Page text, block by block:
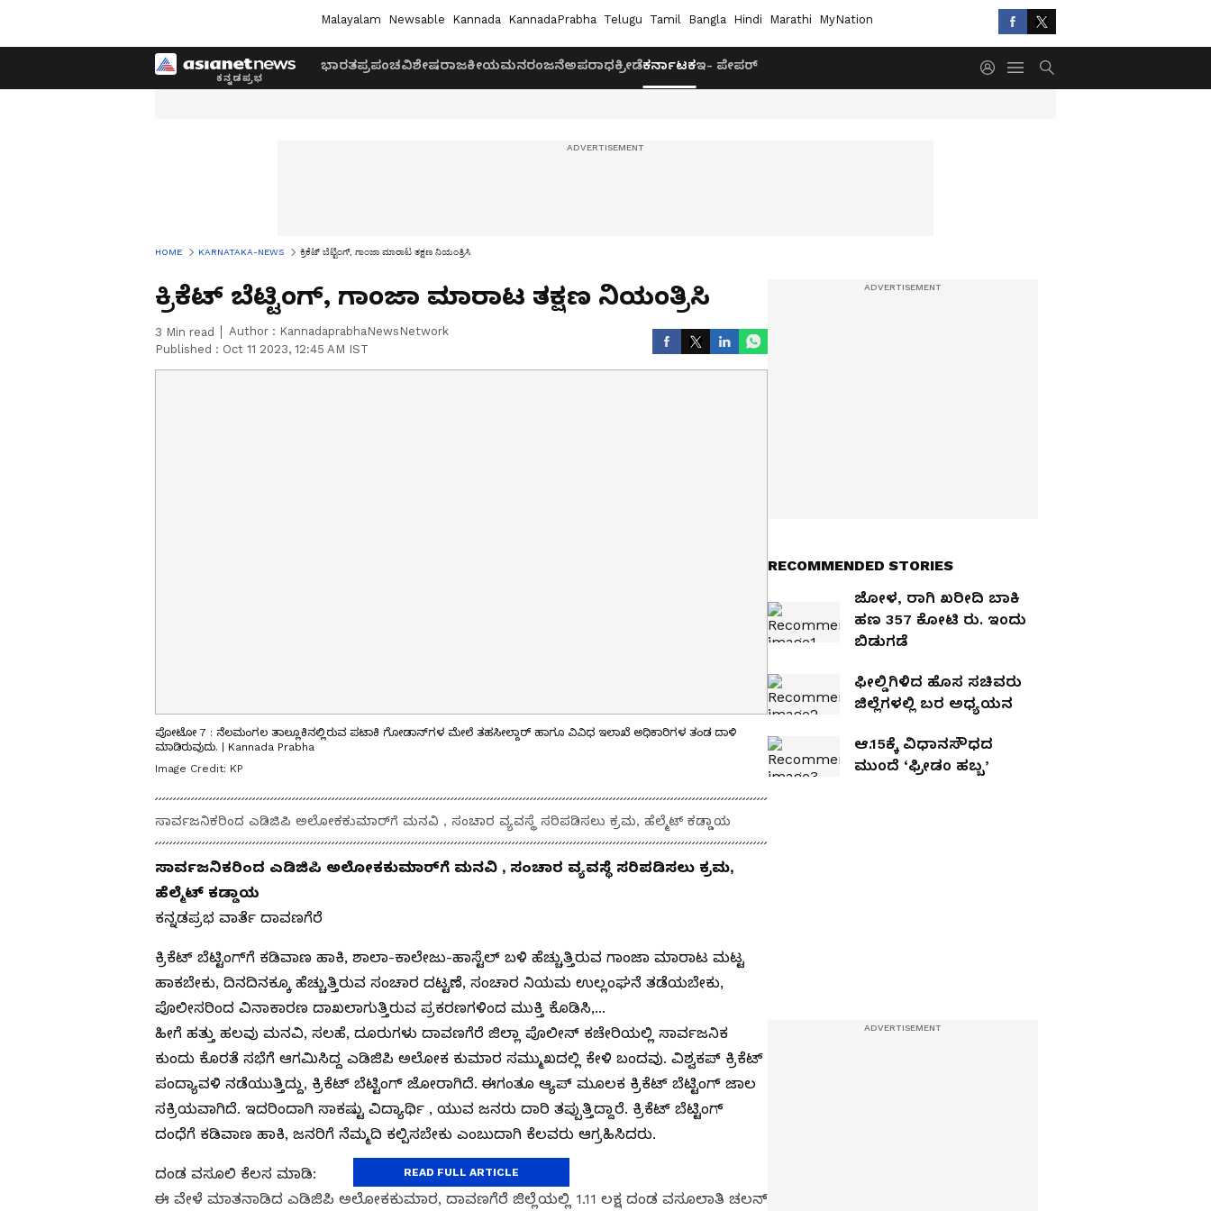
Malayalam Newsable Kannada KannadaPrabha Telugu Tamil Bangla Hindi Marathi MyNation
ಭಾರತಪ್ರಪಂಚವಿಶೇಷರಾಜಕೀಯಮನರಂಜನೆಅಪರಾಧಕ್ರೀಡೆಕರ್ನಾಟಕಇ- ಪೇಪರ್
HOME KARNATAKA-NEWS ಕ್ರಿಕೆಟ್ ಬೆಟ್ಟಿಂಗ್‌, ಗಾಂಜಾ ಮಾರಾಟ ತಕ್ಷಣ ನಿಯಂತ್ರಿಸಿ
ಕ್ರಿಕೆಟ್ ಬೆಟ್ಟಿಂಗ್‌, ಗಾಂಜಾ ಮಾರಾಟ ತಕ್ಷಣ ನಿಯಂತ್ರಿಸಿ
3 Min read Author : KannadaprabhaNewsNetwork
Published : Oct 11 2023, 12:45 AM IST
ಪೋಟೋ 7 : ನೆಲಮಂಗಲ ತಾಲ್ಲೂಕಿನಲ್ಲಿರುವ ಪಟಾಕಿ ಗೋಡಾನ್‌ಗಳ ಮೇಲೆ ತಹಸೀಲ್ದಾರ್ ಹಾಗೂ ವಿವಿಧ ಇಲಾಖೆ ಅಧಿಕಾರಿಗಳ ತಂಡ ದಾಳಿ
ಮಾಡಿರುವುದು. | Kannada Prabha
Image Credit: KP
ಸಾರ್ವಜನಿಕರಿಂದ ಎಡಿಜಿಪಿ ಅಲೋಕಕುಮಾರ್‌ಗೆ ಮನವಿ , ಸಂಚಾರ ವ್ಯವಸ್ಥೆ ಸರಿಪಡಿಸಲು ಕ್ರಮ, ಹೆಲ್ಮೆಟ್ ಕಡ್ಡಾಯ
ಸಾರ್ವಜನಿಕರಿಂದ ಎಡಿಜಿಪಿ ಅಲೋಕಕುಮಾರ್‌ಗೆ ಮನವಿ , ಸಂಚಾರ ವ್ಯವಸ್ಥೆ ಸರಿಪಡಿಸಲು ಕ್ರಮ,
ಹೆಲ್ಮೆಟ್ ಕಡ್ಡಾಯ
ಕನ್ನಡಪ್ರಭ ವಾರ್ತೆ ದಾವಣಗೆರೆ
ಕ್ರಿಕೆಟ್ ಬೆಟ್ಟಿಂಗ್‌ಗೆ ಕಡಿವಾಣ ಹಾಕಿ, ಶಾಲಾ-ಕಾಲೇಜು-ಹಾಸ್ಟೆಲ್ ಬಳಿ ಹೆಚ್ಚುತ್ತಿರುವ ಗಾಂಜಾ ಮಾರಾಟ ಮಟ್ಟ
ಹಾಕಬೇಕು, ದಿನದಿನಕ್ಕೂ ಹೆಚ್ಚುತ್ತಿರುವ ಸಂಚಾರ ದಟ್ಟಣೆ, ಸಂಚಾರ ನಿಯಮ ಉಲ್ಲಂಘನೆ ತಡೆಯಬೇಕು,
ಪೊಲೀಸರಿಂದ ವಿನಾಕಾರಣ ದಾಖಲಾಗುತ್ತಿರುವ ಪ್ರಕರಣಗಳಿಂದ ಮುಕ್ತಿ ಕೊಡಿಸಿ,...
ಹೀಗೆ ಹತ್ತು ಹಲವು ಮನವಿ, ಸಲಹೆ, ದೂರುಗಳು ದಾವಣಗೆರೆ ಜಿಲ್ಲಾ ಪೊಲೀಸ್ ಕಚೇರಿಯಲ್ಲಿ ಸಾರ್ವಜನಿಕ
ಕುಂದು ಕೊರತೆ ಸಭೆಗೆ ಆಗಮಿಸಿದ್ದ ಎಡಿಜಿಪಿ ಅಲೋಕ ಕುಮಾರ ಸಮ್ಮುಖದಲ್ಲಿ ಕೇಳಿ ಬಂದವು. ವಿಶ್ವಕಪ್ ಕ್ರಿಕೆಟ್
ಪಂದ್ಯಾವಳಿ ನಡೆಯುತ್ತಿದ್ದು, ಕ್ರಿಕೆಟ್ ಬೆಟ್ಟಿಂಗ್ ಜೋರಾಗಿದೆ. ಈಗಂತೂ ಆ್ಯಪ್ ಮೂಲಕ ಕ್ರಿಕೆಟ್ ಬೆಟ್ಟಿಂಗ್ ಜಾಲ
ಸಕ್ರಿಯವಾಗಿದೆ. ಇದರಿಂದಾಗಿ ಸಾಕಷ್ಟು ವಿದ್ಯಾರ್ಥಿ , ಯುವ ಜನರು ದಾರಿ ತಪ್ಪುತ್ತಿದ್ದಾರೆ. ಕ್ರಿಕೆಟ್ ಬೆಟ್ಟಿಂಗ್‌
ದಂಧೆಗೆ ಕಡಿವಾಣ ಹಾಕಿ, ಜನರಿಗೆ ನೆಮ್ಮದಿ ಕಲ್ಪಿಸಬೇಕು ಎಂಬುದಾಗಿ ಕೆಲವರು ಆಗ್ರಹಿಸಿದರು.
ದಂಡ ವಸೂಲಿ ಕೆಲಸ ಮಾಡಿ:
ಈ ವೇಳೆ ಮಾತನಾಡಿದ ಎಡಿಜಿಪಿ ಅಲೋಕಕುಮಾರ, ದಾವಣಗೆರೆ ಜಿಲ್ಲೆಯಲ್ಲಿ 1.11 ಲಕ್ಷ ದಂಡ ವಸೂಲಾತಿ ಚಲನ್
READ FULL ARTICLE
RECOMMENDED STORIES
ಜೋಳ, ರಾಗಿ ಖರೀದಿ ಬಾಕಿ
ಹಣ 357 ಕೋಟಿ ರು. ಇಂದು
ಬಿಡುಗಡೆ
ಫೀಲ್ಡಿಗಿಳಿದ ಹೊಸ ಸಚಿವರು
ಜಿಲ್ಲೆಗಳಲ್ಲಿ ಬರ ಅಧ್ಯಯನ
ಆ.15ಕ್ಕೆ ವಿಧಾನಸೌಧದ
ಮುಂದೆ ‘ಫ್ರೀಡಂ ಹಬ್ಬ’